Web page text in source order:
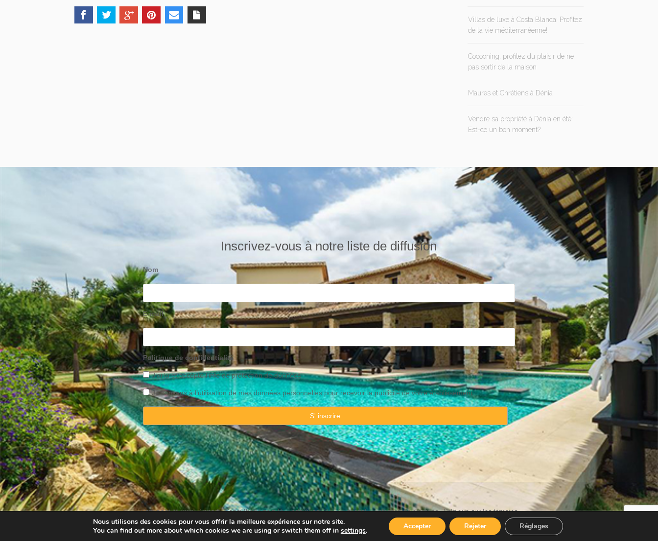
Villas de luxe à Costa Blanca: Profitez
de la vie méditerranéenne!
Cocooning, profitez du plaisir de ne
pas sortir de la maison
Maures et Chrétiens à Dénia
Vendre sa propriété à Dénia en été:
Est-ce un bon moment?
Inscrivez-vous à notre liste de diffusion
Nom
E-mail
Politique de confidentialité
J’ai lu et accepte l’info deprotectionde données
Je consens à l’utilisation de mes données personnelles pour recevoir la publicité de votre établissement
Copyright © 2025 Property Consulting Spain By JadeVillas S.L. ·Avis legal·Protection de données·Politique sur les témoins
Nous utilisons des cookies pour vous offrir la meilleure expérience sur notre site.
You can find out more about which cookies we are using or switch them off in settings. Accepter Rejeter Réglages